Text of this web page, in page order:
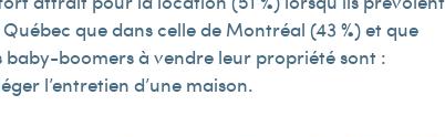
que dans celle de Montréal (43 %) et que
baby-boomers à vendre leur propriété sont :
l’entretien d’une maison.